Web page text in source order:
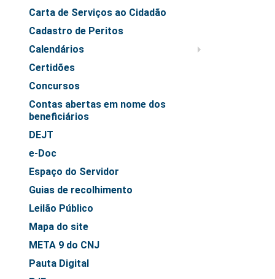
Juízes Substitutos
Diretores
Comitês
Processuais Unificadas
Dados
Comissão de Ética
Carta de Serviços ao Cidadão
Cadastro de Peritos
Calendários
Certidões
Concursos
Contas abertas em nome dos
beneficiários
DEJT
e-Doc
Espaço do Servidor
Guias de recolhimento
Leilão Público
Mapa do site
META 9 do CNJ
Pauta Digital